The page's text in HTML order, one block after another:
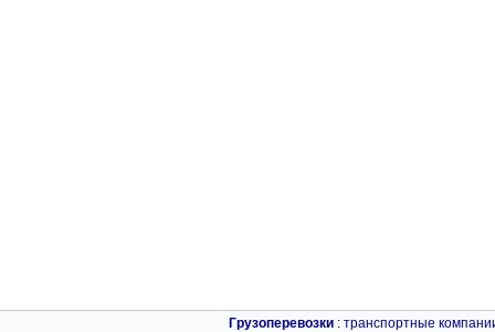
Грузоперевозки : транспортные